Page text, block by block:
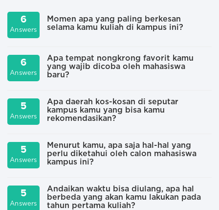
6
Answers
Momen apa yang paling berkesan
selama kamu kuliah di kampus ini?
6
Answers
Apa tempat nongkrong favorit kamu
yang wajib dicoba oleh mahasiswa
baru?
5
Answers
Apa daerah kos-kosan di seputar
kampus kamu yang bisa kamu
rekomendasikan?
5
Answers
Menurut kamu, apa saja hal-hal yang
perlu diketahui oleh calon mahasiswa
kampus ini?
5
Answers
Andaikan waktu bisa diulang, apa hal
berbeda yang akan kamu lakukan pada
tahun pertama kuliah?